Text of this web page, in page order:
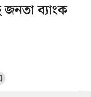
জনতা ব্যাংক